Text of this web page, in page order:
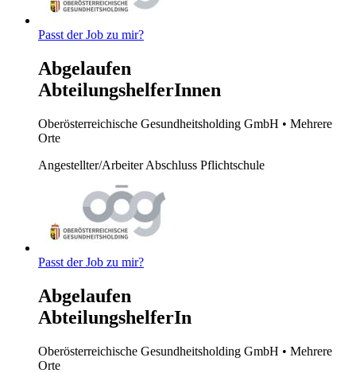
Passt der Job zu mir?
Abgelaufen
AbteilungshelferInnen
Oberösterreichische Gesundheitsholding GmbH • Mehrere
Orte
Angestellter/ArbeiterAbschluss Pflichtschule
Passt der Job zu mir?
Abgelaufen
AbteilungshelferIn
Oberösterreichische Gesundheitsholding GmbH • Mehrere
Orte